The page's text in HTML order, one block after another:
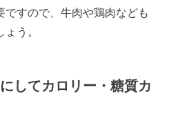
ですので、牛肉や鶏肉なども
う。
してカロリー・糖質カ